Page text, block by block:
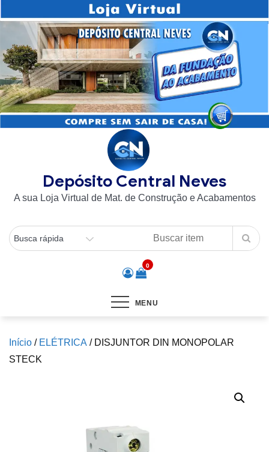
to
Depósito Central Neves
A sua Loja Virtual de Mat. de Construção e Acabamentos
0
MENU
Início / ELÉTRICA / DISJUNTOR DIN MONOPOLAR
STECK